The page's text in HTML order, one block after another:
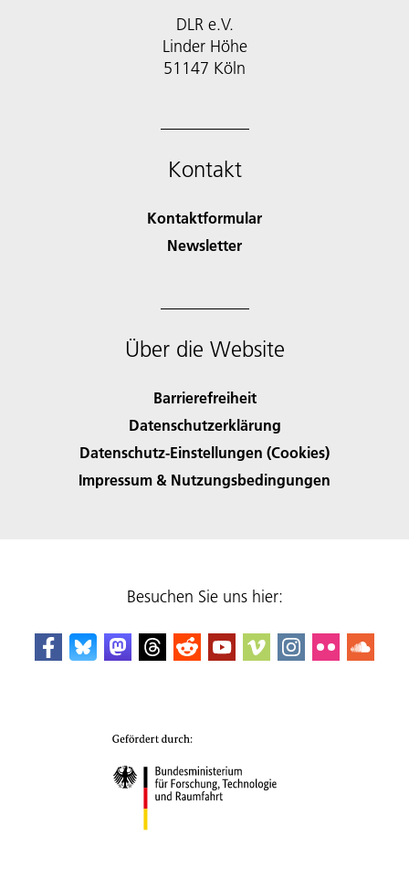
DLR e.V.
Linder Höhe
51147 Köln
Kontakt
Kontaktformular
Newsletter
Über die Website
Barrierefreiheit
Datenschutzerklärung
Datenschutz-Einstellungen (Cookies)
Impressum & Nutzungsbedingungen
Besuchen Sie uns hier: